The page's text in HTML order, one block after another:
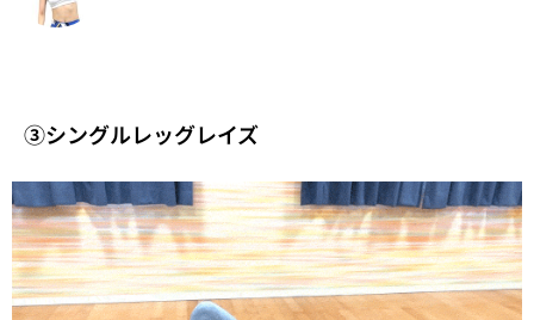
③シングルレッグレイズ